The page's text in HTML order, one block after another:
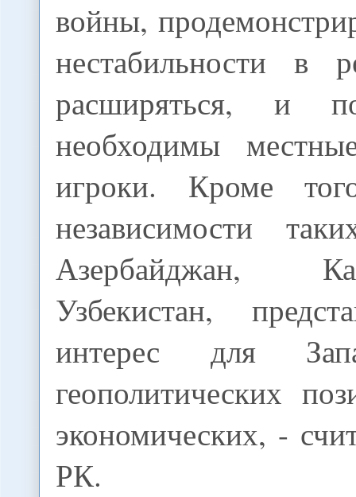
войны,
нестабильности в
расширяться, и
необходимы
игроки. Кроме
независимости
Азербайджан,
Узбекистан,
интерес для
геополитических
экономических, -
РК.